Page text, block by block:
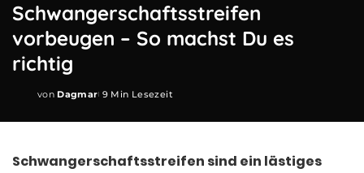
Schwangerschaftsstreifen
vorbeugen – So machst Du es
richtig
Posted
von Dagmar 9 Min Lesezeit
Schwangerschaftsstreifen sind ein lästiges